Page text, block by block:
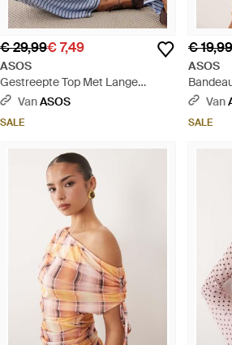
€ 29,99€ 7,49
ASOS
Gestreepte Top Met Lange
Mouwen, Knopen En Capuchon,
VanASOS
SALE
€ 19,99
ASOS
En Van
SALE